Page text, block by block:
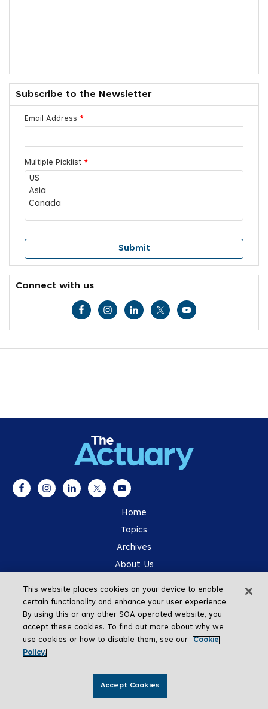
Subscribe to the Newsletter
Email Address *
Multiple Picklist *
Connect with us
Home
Topics
Archives
About Us
SOA.org
Share This
This website places cookies on your device to enable
certain functionality and enhance your user experience.
By using this or any other SOA operated website, you
accept these cookies. To find out more about why we
use cookies or how to disable them, see our
Cookie
Policy.
Accept Cookies